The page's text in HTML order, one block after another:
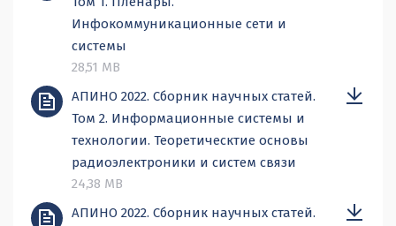
Инфокоммуникационные сети и
системы
28,51 MB
АПИНО 2022. Сборник научных статей.
Том 2. Информационные системы и
технологии. Теоретическтие основы
радиоэлектроники и систем связи
24,38 MB
АПИНО 2022. Сборник научных статей.